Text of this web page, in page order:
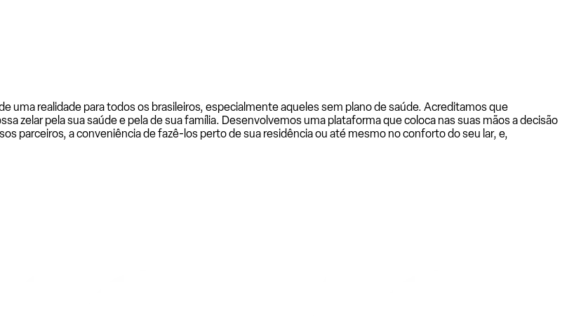
uma realidade para todos os brasileiros, especialmente aqueles sem plano de saúde. Acreditamos que
zelar pela sua saúde e pela de sua família. Desenvolvemos uma plataforma que coloca nas suas mãos a decisão
parceiros, a conveniência de fazê-los perto de sua residência ou até mesmo no conforto do seu lar, e,